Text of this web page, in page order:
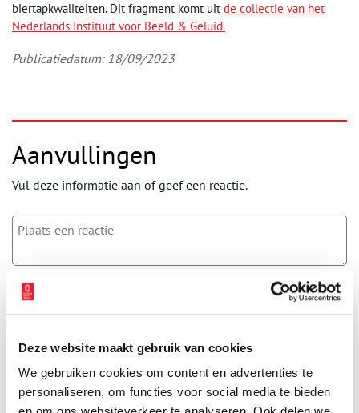
Deze website maakt gebruik van cookies
We gebruiken cookies om content en advertenties te
personaliseren, om functies voor social media te bieden
biertapkwaliteiten. Dit fragment komt uit de collectie van het
Nederlands Instituut voor Beeld & Geluid.
Publicatiedatum: 18/09/2023
Aanvullingen
Vul deze informatie aan of geef een reactie.
Vereiste velden zijn gemarkeerd met *. Het e-mailadres wordt niet
gepubliceerd.
E-mail